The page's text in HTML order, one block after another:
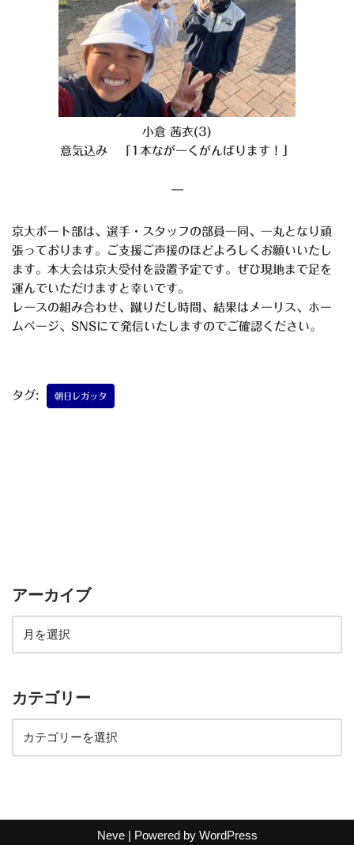
小倉 茜衣(3)
意気込み 「1本ながーくがんばります！」
—
京大ボート部は、選手・スタッフの部員一同、一丸となり頑
張っております。ご支援ご声援のほどよろしくお願いいたし
ます。本大会は京大受付を設置予定です。ぜひ現地まで足を
運んでいただけますと幸いです。
レースの組み合わせ、蹴りだし時間、結果はメーリス、ホー
ムページ、SNSにて発信いたしますのでご確認ください。
タグ: 朝日レガッタ
アーカイブ
カテゴリー
Neve| Powered by WordPress